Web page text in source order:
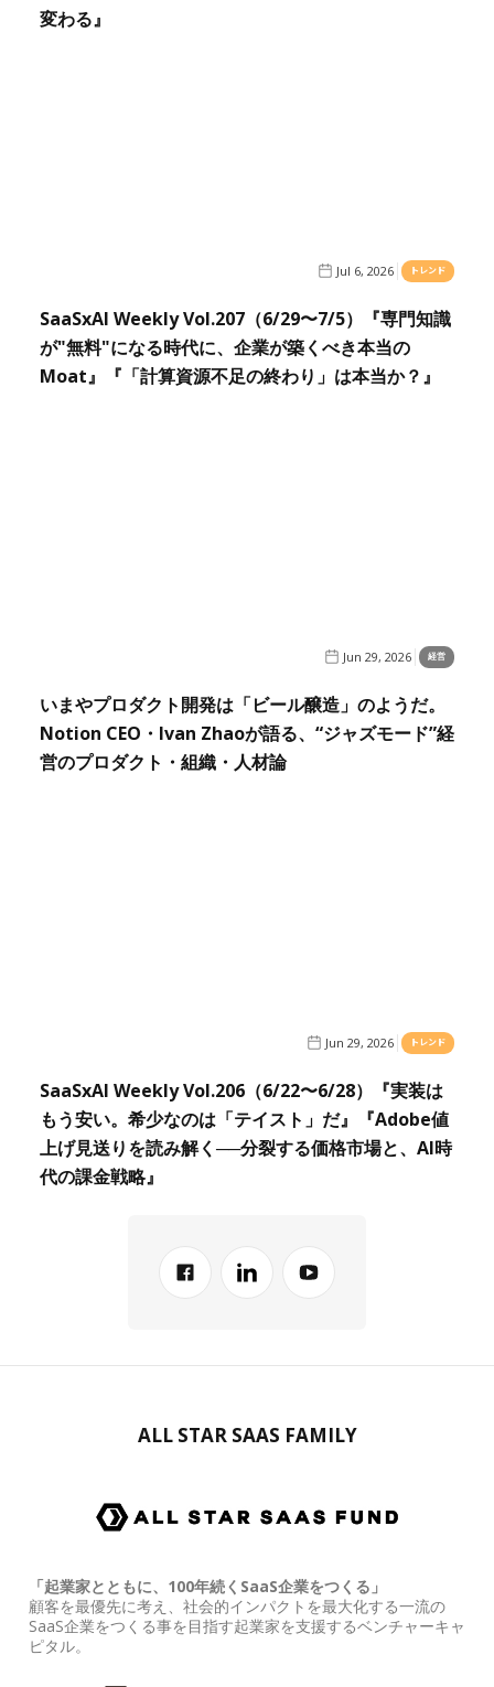
変わる』
Jul 6, 2026 トレンド
SaaSxAI Weekly Vol.207（6/29〜7/5）『専門知識
が"無料"になる時代に、企業が築くべき本当の
Moat』『「計算資源不足の終わり」は本当か？』
Jun 29, 2026 経営
いまやプロダクト開発は「ビール醸造」のようだ。
Notion CEO・Ivan Zhaoが語る、“ジャズモード”経
営のプロダクト・組織・人材論
Jun 29, 2026 トレンド
SaaSxAI Weekly Vol.206（6/22〜6/28）『実装は
もう安い。希少なのは「テイスト」だ』『Adobe値
上げ見送りを読み解く──分裂する価格市場と、AI時
代の課金戦略』
ALL STAR SAAS FAMILY
「起業家とともに、100年続くSaaS企業をつくる」
顧客を最優先に考え、社会的インパクトを最大化する一流の
SaaS企業をつくる事を目指す起業家を支援するベンチャーキャ
ピタル。